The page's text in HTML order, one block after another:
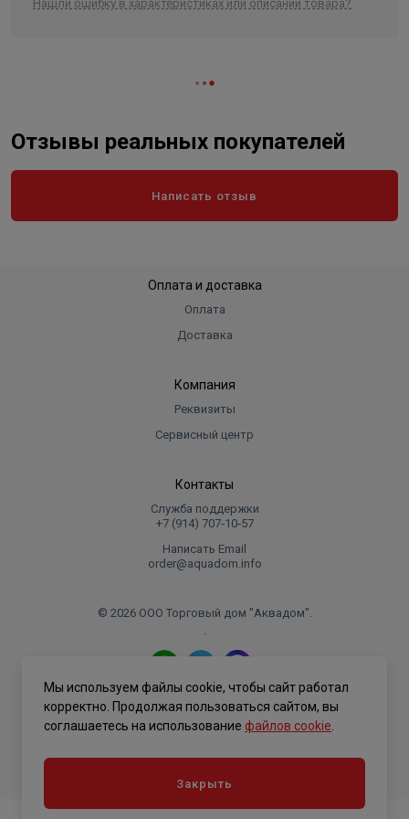
Нашли ошибку в характеристиках или описании товара?
Отзывы реальных покупателей
Написать отзыв
Оплата и доставка
Оплата
Доставка
Компания
Реквизиты
Сервисный центр
Контакты
Служба поддержки
+7 (914) 707‑10‑57
Написать Email
order@aquadom.info
© 2026 ООО Торговый дом "Аквадом".
.
Политика конфиденциальности
Мы используем файлы cookie, чтобы сайт работал
корректно. Продолжая пользоваться сайтом, вы
соглашаетесь на использование файлов cookie
Закрыть